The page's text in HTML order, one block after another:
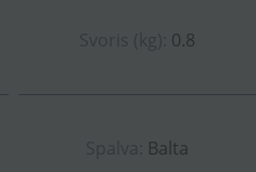
Svoris (kg): 0.8
Spalva: Balta